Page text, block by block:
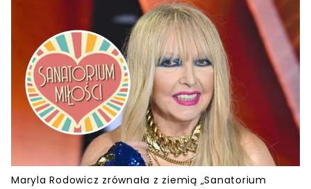
Maryla Rodowicz zrównała z ziemią „Sanatorium